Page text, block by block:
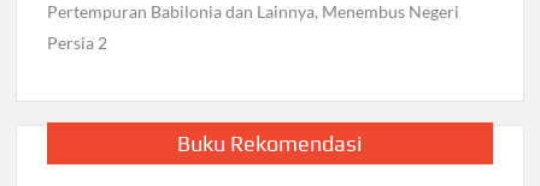
Pertempuran Babilonia dan Lainnya, Menembus Negeri
Persia 2
Buku Rekomendasi